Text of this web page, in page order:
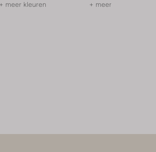
+ meer kleuren + meer kleuren